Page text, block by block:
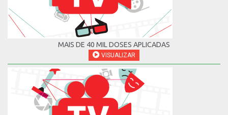
MAIS DE 40 MIL DOSES APLICADAS
VISUALIZAR